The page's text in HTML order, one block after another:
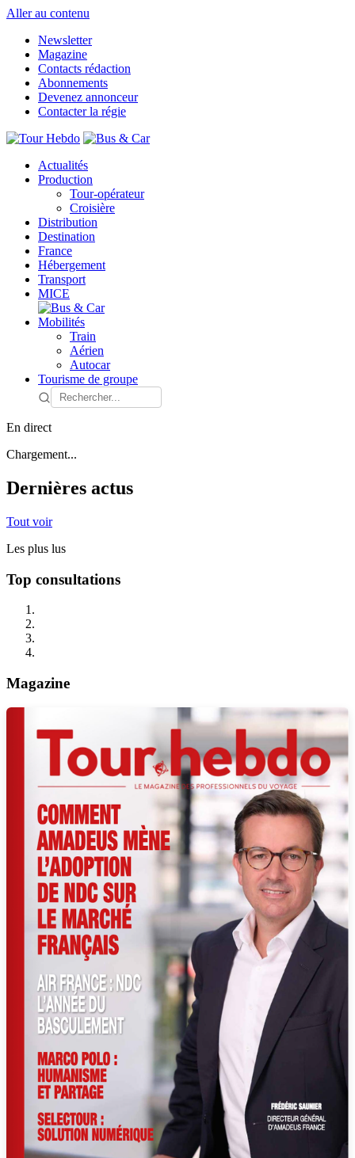
Aller au contenu
Newsletter
Magazine
Contacts rédaction
Abonnements
Devenez annonceur
Contacter la régie
Actualités
Production
Tour-opérateur
Croisière
Distribution
Destination
France
Hébergement
Transport
MICE
Mobilités
Train
Aérien
Autocar
Tourisme de groupe
En direct
Chargement...
Dernières actus
Tout voir
Les plus lus
Top consultations
Magazine